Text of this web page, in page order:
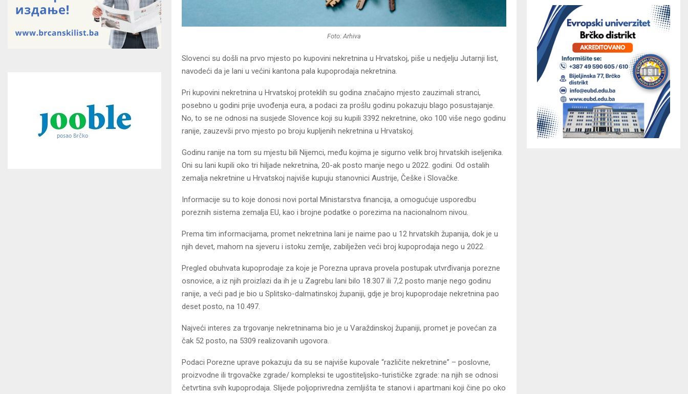
Foto: Arhiva
Slovenci su došli na prvo mjesto po kupovini nekretnina u Hrvatskoj, piše u nedjelju Jutarnji list,
navodeći da je lani u većini kantona pala kupoprodaja nekretnina.
Pri kupovini nekretnina u Hrvatskoj proteklih su godina značajno mjesto zauzimali stranci,
posebno u godini prije uvođenja eura, a podaci za prošlu godinu pokazuju blago posustajanje.
No, to se ne odnosi na susjede Slovence koji su kupili 3392 nekretnine, oko 100 više nego godinu
ranije, zauzevši prvo mjesto po broju kupljenih nekretnina u Hrvatskoj.
Godinu ranije na tom su mjestu bili Nijemci, među kojima je sigurno velik broj hrvatskih iseljenika.
Oni su lani kupili oko tri hiljade nekretnina, 20-ak posto manje nego u 2022. godini. Od ostalih
zemalja nekretnine u Hrvatskoj najviše kupuju stanovnici Austrije, Češke i Slovačke.
Informacije su to koje donosi novi portal Ministarstva financija, a omogućuje usporedbu
poreznih sistema zemalja EU, kao i brojne podatke o porezima na nacionalnom nivou.
Prema tim informacijama, promet nekretnina lani je naime pao u 12 hrvatskih županija, dok je u
njih devet, mahom na sjeveru i istoku zemlje, zabilježen veći broj kupoprodaja nego u 2022.
Pregled obuhvata kupoprodaje za koje je Porezna uprava provela postupak utvrđivanja porezne
osnovice, a iz njih proizlazi da ih je u Zagrebu lani bilo 18.307 ili 7,2 posto manje nego godinu
ranije, a veći pad je bio u Splitsko-dalmatinskoj županiji, gdje je broj kupoprodaje nekretnina pao
deset posto, na 10.497.
Najveći interes za trgovanje nekretninama bio je u Varaždinskoj županiji, promet je povećan za
čak 52 posto, na 5309 realizovanih ugovora.
Podaci Porezne uprave pokazuju da su se najviše kupovale “različite nekretnine” – poslovne,
proizvodne ili trgovačke zgrade/ kompleksi te ugostiteljsko-turističke zgrade: na njih se odnosi
četvrtina svih kupoprodaja. Slijede poljoprivredna zemljišta te stanovi i apartmani koji čine po oko